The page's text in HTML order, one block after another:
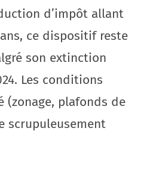
d’impôt allant
ans, ce dispositif reste
son extinction
Les conditions
(zonage, plafonds de
scrupuleusement